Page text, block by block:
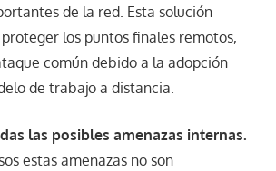
de la red. Esta solución
los puntos finales remotos,
común debido a la adopción
de trabajo a distancia.
las posibles amenazas internas.
estas amenazas no son